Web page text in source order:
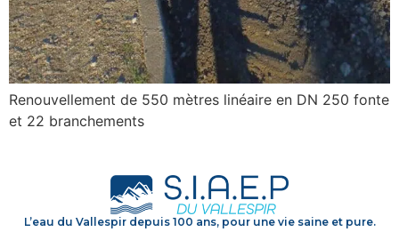
Renouvellement de 550 mètres linéaire en DN 250 fonte
et 22 branchements
L’eau du Vallespir depuis 100 ans, pour une vie saine et pure.